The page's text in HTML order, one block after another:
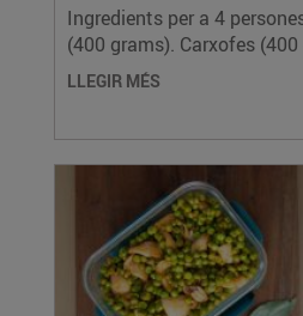
Ingredients per a 4
(400 grams). Carxofes
LLEGIR MÉS